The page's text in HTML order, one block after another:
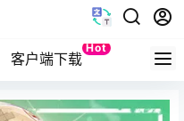
客户端下载
Hot
Quest